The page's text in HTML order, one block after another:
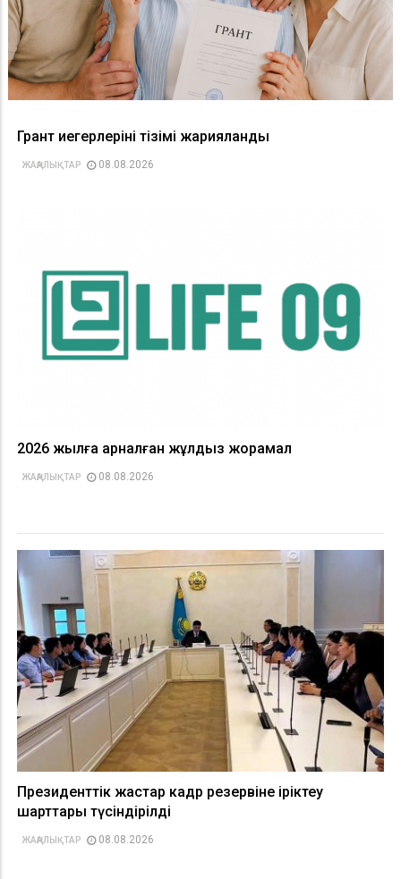
Грант иегерлерінің тізімі жарияланды
ЖАҢАЛЫҚТАР 08.08.2026
2026 жылға арналған жұлдыз жорамал
ЖАҢАЛЫҚТАР 08.08.2026
Президенттік жастар кадр резервіне іріктеу
шарттары түсіндірілді
ЖАҢАЛЫҚТАР 08.08.2026